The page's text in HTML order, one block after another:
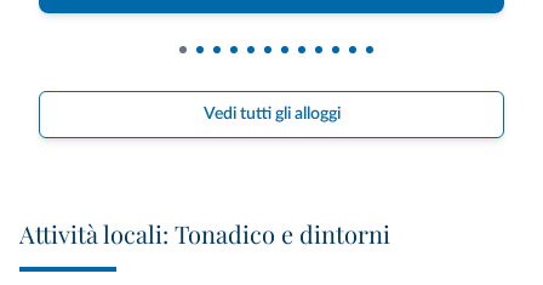
Vedi tutti gli alloggi
Attività locali: Tonadico e dintorni